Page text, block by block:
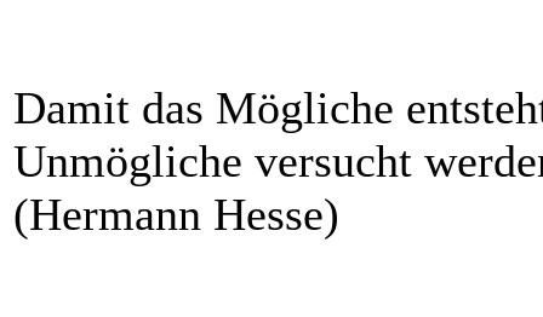
Damit das Mögliche
Unmögliche versucht
(Hermann Hesse)